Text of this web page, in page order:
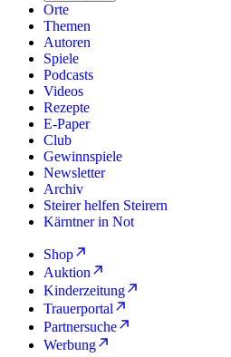
Orte
Themen
Autoren
Spiele
Podcasts
Videos
Rezepte
E-Paper
Club
Gewinnspiele
Newsletter
Archiv
Steirer helfen Steirern
Kärntner in Not
Shop
Auktion
Kinderzeitung
Trauerportal
Partnersuche
Werbung